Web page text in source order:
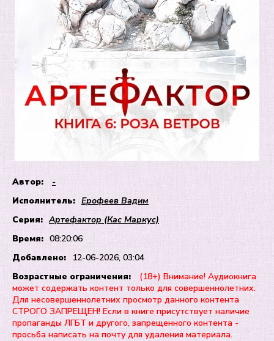
Автор:
-
Исполнитель: Ерофеев Вадим
Серия: Артефактор (Кас Маркус)
Время: 08:20:06
Добавлено:
12-06-2026, 03:04
Возрастные ограничения:
(18+) Внимание! Аудиокнига
может содержать контент только для совершеннолетних.
Для несовершеннолетних просмотр данного контента
СТРОГО ЗАПРЕЩЕН! Если в книге присутствует наличие
пропаганды ЛГБТ и другого, запрещенного контента -
просьба написать на почту для удаления материала.